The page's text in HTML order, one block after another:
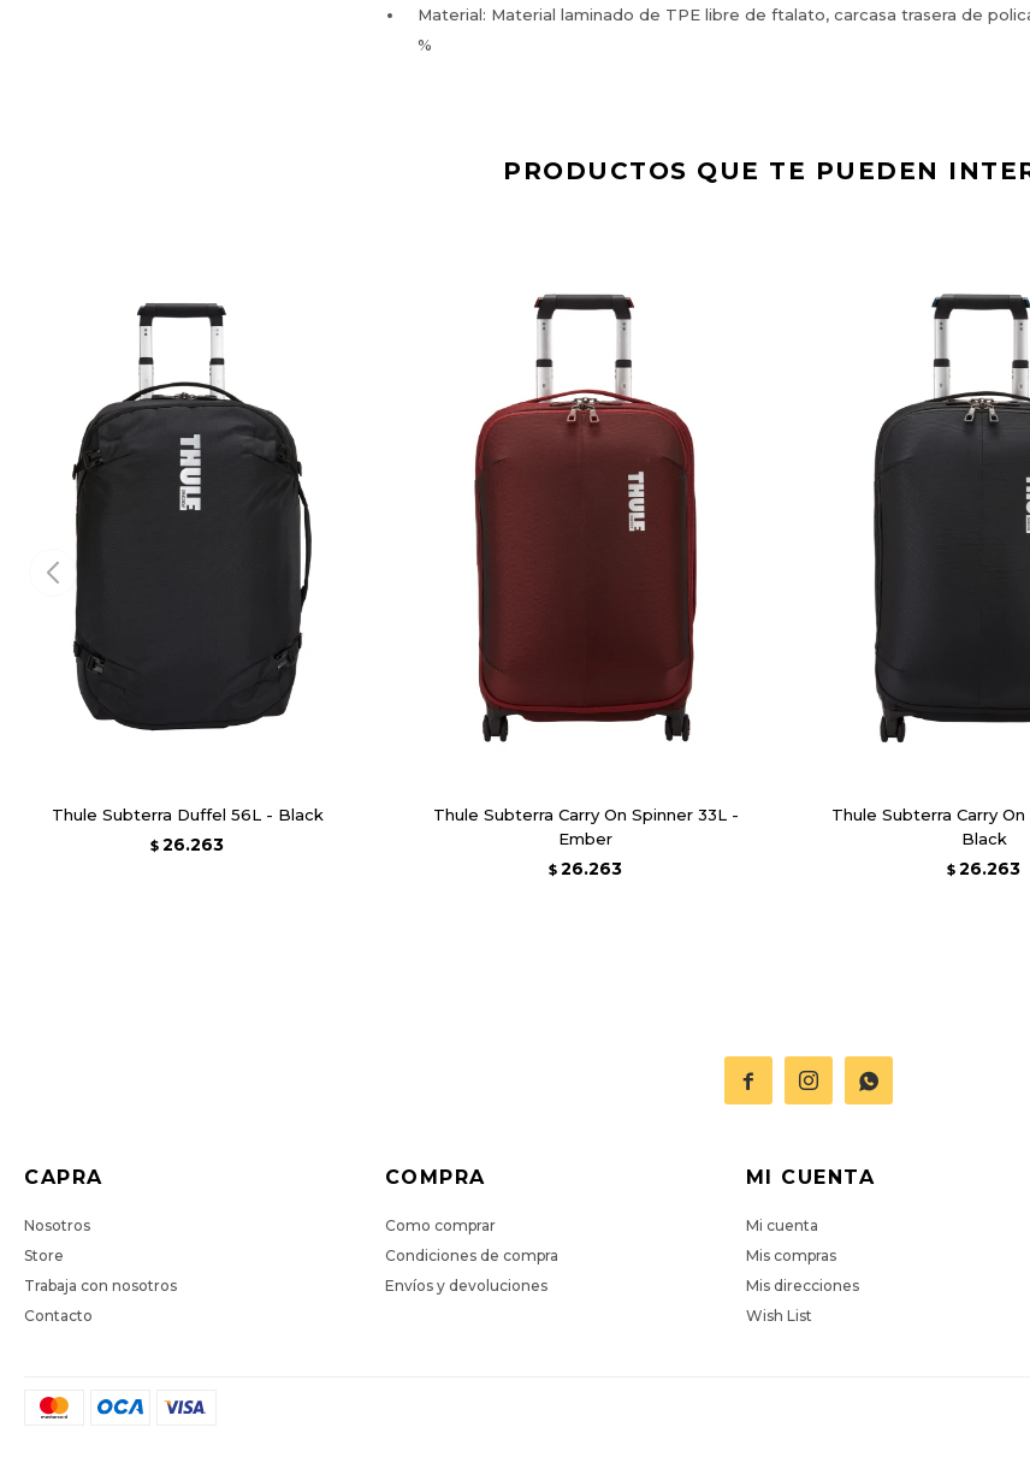
Material: Material laminado de TPE libre de ftalato, carcasa trasera de
%
PRODUCTOS QUE TE PUEDEN
Thule Subterra Duffel 56L - Black
$ 26.263
Thule Subterra Carry On Spinner 33L -
Ember
$ 26.263
Thule Subterra Carry
Black
$ 26.263
  
CAPRA
Nosotros
Store
Trabaja con nosotros
Contacto
COMPRA
Como comprar
Condiciones de compra
Envíos y devoluciones
MI CUENTA
Mi cuenta
Mis compras
Mis direcciones
Wish List